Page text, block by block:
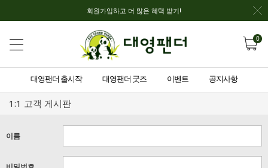
회원가입하고 더 많은 혜택 받기!
0
대영팬더 출시작 대영팬더 굿즈 이벤트 공지사항
1:1 고객 게시판
이름